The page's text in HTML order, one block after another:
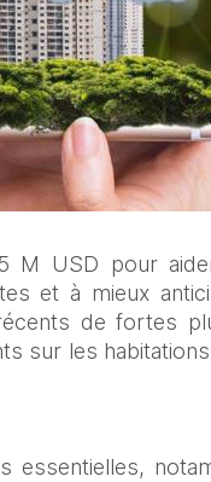
USD pour aider
et à mieux
de fortes
sur les
essentielles,